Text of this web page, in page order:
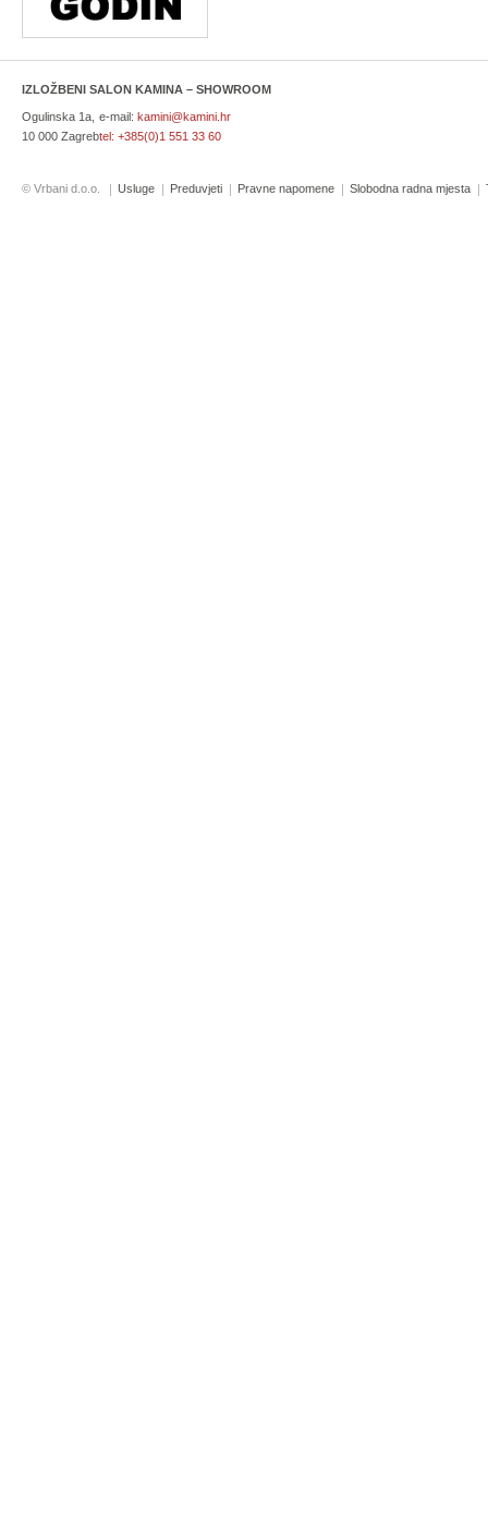
IZLOŽBENI SALON KAMINA – SHOWROOM
Ogulinska 1a,
10 000 Zagreb
e-mail: kamini@kamini.hr
tel: +385(0)1 551 33 60
© Vrbani d.o.o. Usluge Preduvjeti Pravne napomene Slobodna radna mjesta